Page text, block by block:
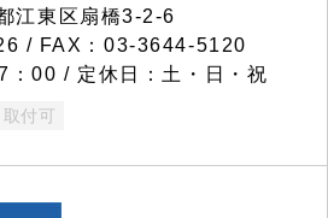
江東区扇橋3-2-6
/ FAX：03-3644-5120
：00 / 定休日：土・日・祝
付可